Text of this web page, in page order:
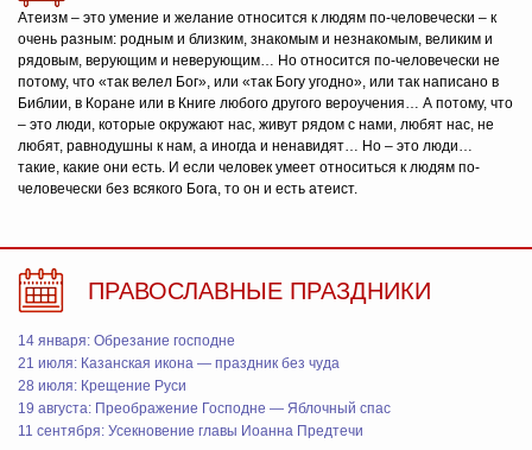
Атеизм – это умение и желание относится к людям по-человечески – к
очень разным: родным и близким, знакомым и незнакомым, великим и
рядовым, верующим и неверующим… Но относится по-человечески не
потому, что «так велел Бог», или «так Богу угодно», или так написано в
Библии, в Коране или в Книге любого другого вероучения… А потому, что
– это люди, которые окружают нас, живут рядом с нами, любят нас, не
любят, равнодушны к нам, а иногда и ненавидят… Но – это люди…
такие, какие они есть. И если человек умеет относиться к людям по-
человечески без всякого Бога, то он и есть атеист.
ПРАВОСЛАВНЫЕ ПРАЗДНИКИ
14 января: Обрезание господне
21 июля: Казанская икона — праздник без чуда
28 июля: Крещение Руси
19 августа: Преображение Господне — Яблочный спас
11 сентября: Усекновение главы Иоанна Предтечи